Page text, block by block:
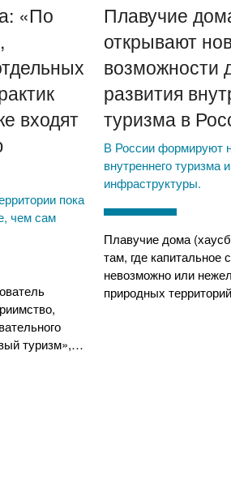
«По
входят
пока
чем сам
туризм»,…
Плавучие
открывают
возможности
развития
туризма в
В России формируют
внутреннего туризма
инфраструктуры.
Плавучие дома
там, где капитальное
невозможно или
природных